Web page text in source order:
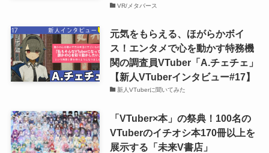
VR/メタバース
元気をもらえる、ほがらかボイ
ス！エンタメで心を動かす特務機
関の調査員VTuber「A.チェチェ」
【新人VTuberインタビュー#17】
新人VTuberに聞いてみた
「VTuber×本」の祭典！100名の
VTuberのイチオシ本170冊以上を
展示する「未来V書店」